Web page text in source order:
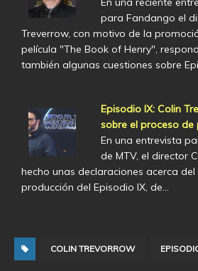
para Fandango el
Treverrow, con motivo de la
película "The Book of Henry",
también algunas cuestiones sobre
Episodio IX: Colin
sobre el proceso de
En una entrevista
de MTV, el director
hecho unas declaraciones acerca
producción del Episodio IX, de…
COLIN TREVORROW